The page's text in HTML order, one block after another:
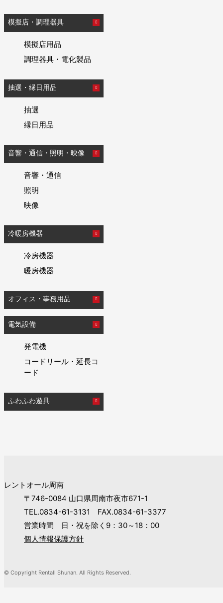
模擬店・調理器具
模擬店用品
調理器具・電化製品
抽選・縁日用品
抽選
縁日用品
音響・通信・照明・映像
音響・通信
照明
映像
冷暖房機器
冷房機器
暖房機器
オフィス・事務用品
電気設備
発電機
コードリール・延長コ
ード
ふわふわ遊具
レントオール周南
〒746-0084 山口県周南市夜市671-1
TEL.0834-61-3131 FAX.0834-61-3377
営業時間 日・祝を除く9：30～18：00
個人情報保護方針
© Copyright Rentall Shunan. All Rights Reserved.